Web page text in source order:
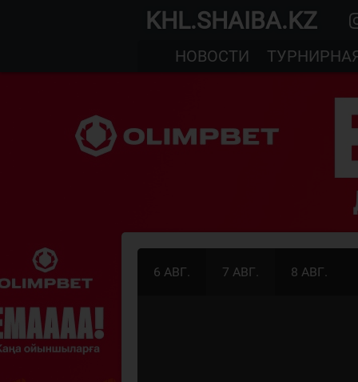
KHL.SHAIBA.KZ
НОВОСТИ
6 АВГ. 7 АВГ. 8 АВГ.